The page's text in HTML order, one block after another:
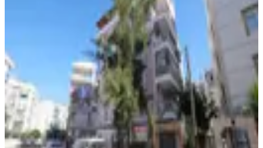
Muratpaşa, Kızılarık Mahallesi
·90 m²·Yüksek giriş·23.02.2026
30.000 ₺
Çağrı Emlak İnşaat Danışmanlık Sanayi Ve Ticaret Limited
Şirketi
Alper AKTAŞ
Ara